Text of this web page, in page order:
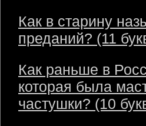
Как в старину
преданий? (11
Как раньше в
которая была
частушки? (10